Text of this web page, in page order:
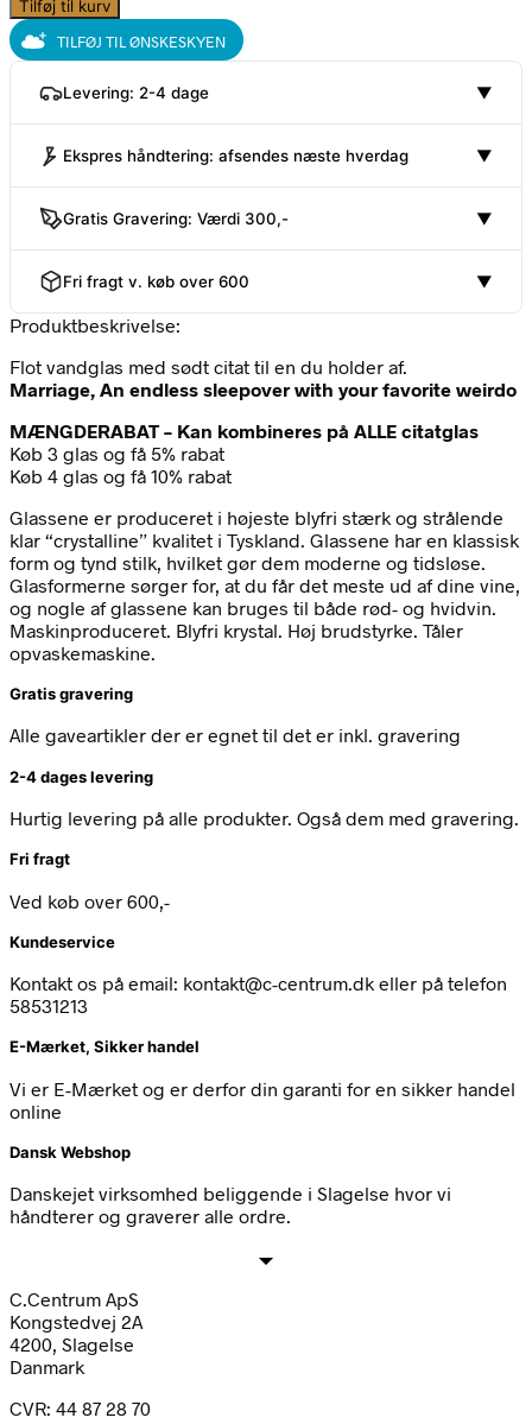
Tilføj til kurv
TILFØJ TIL ØNSKESKYEN
Levering: 2-4 dage ▼
Ekspres håndtering: afsendes næste hverdag ▼
Gratis Gravering: Værdi 300,- ▼
Fri fragt v. køb over 600 ▼
Produktbeskrivelse:
Flot vandglas med sødt citat til en du holder af.
Marriage, An endless sleepover with your favorite weirdo
MÆNGDERABAT – Kan kombineres på ALLE citatglas
Køb 3 glas og få 5% rabat
Køb 4 glas og få 10% rabat
Glassene er produceret i højeste blyfri stærk og strålende
klar “crystalline” kvalitet i Tyskland. Glassene har en klassisk
form og tynd stilk, hvilket gør dem moderne og tidsløse.
Glasformerne sørger for, at du får det meste ud af dine vine,
og nogle af glassene kan bruges til både rød- og hvidvin.
Maskinproduceret. Blyfri krystal. Høj brudstyrke. Tåler
opvaskemaskine.
Gratis gravering
Alle gaveartikler der er egnet til det er inkl. gravering
2-4 dages levering
Hurtig levering på alle produkter. Også dem med gravering.
Fri fragt
Ved køb over 600,-
Kundeservice
Kontakt os på email: kontakt@c-centrum.dk eller på telefon
58531213
E-Mærket, Sikker handel
Vi er E-Mærket og er derfor din garanti for en sikker handel
online
Dansk Webshop
Danskejet virksomhed beliggende i Slagelse hvor vi
håndterer og graverer alle ordre.
C.Centrum ApS
Kongstedvej 2A
4200, Slagelse
Danmark
CVR: 44 87 28 70